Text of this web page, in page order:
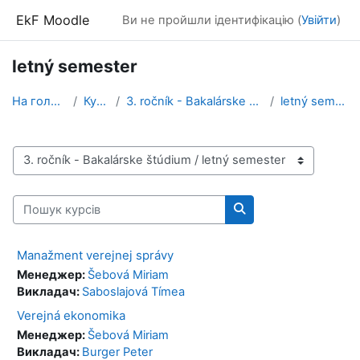
EkF Moodle Ви не пройшли ідентифікацію (Увійти)
letný semester
На головну Курси 3. ročník - Bakalárske štúdium letný semester
Категорії курсів
Пошук курсів
Пошук курсів
Manažment verejnej správy
Менеджер: Šebová Miriam
Викладач: Saboslajová Tímea
Verejná ekonomika
Менеджер: Šebová Miriam
Викладач: Burger Peter